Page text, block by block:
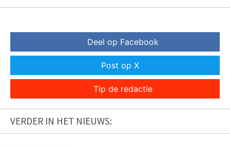
Deel op Facebook
Post op X
Tip de redactie
VERDER IN HET NIEUWS: